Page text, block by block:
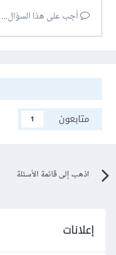
أجب على هذا السؤال...
متابعون
1
اذهب إلى قائمة الأسئلة
إعلانات